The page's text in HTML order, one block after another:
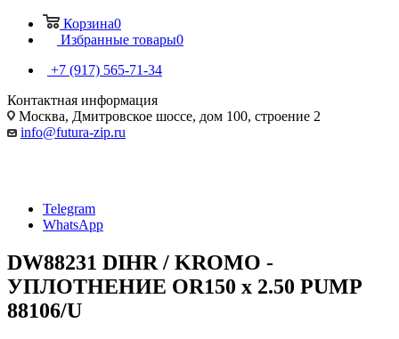
Корзина0
Избранные товары0
+7 (917) 565-71-34
Контактная информация
Москва, Дмитровское шоссе, дом 100, строение 2
info@futura-zip.ru
Telegram
WhatsApp
DW88231 DIHR / KROMO -
УПЛОТНЕНИЕ OR150 x 2.50 PUMP
88106/U